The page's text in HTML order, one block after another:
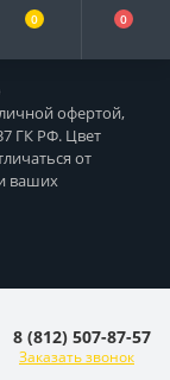
офертой,
ГК РФ. Цвет
от
ваших
0 0
8 (812) 507-87-57
Заказать звонок